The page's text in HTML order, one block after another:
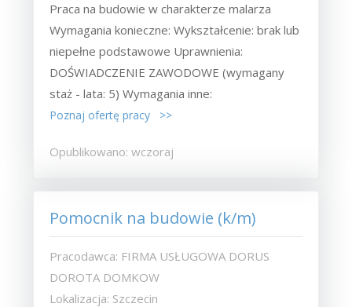
Praca na budowie w charakterze malarza
Wymagania konieczne: Wykształcenie: brak lub
niepełne podstawowe Uprawnienia:
DOŚWIADCZENIE ZAWODOWE (wymagany
staż - lata: 5) Wymagania inne:
Poznaj ofertę pracy >>
Opublikowano: wczoraj
Pomocnik na budowie (k/m)
Pracodawca: FIRMA USŁUGOWA DORUS
DOROTA DOMKOW
Lokalizacja: Szczecin